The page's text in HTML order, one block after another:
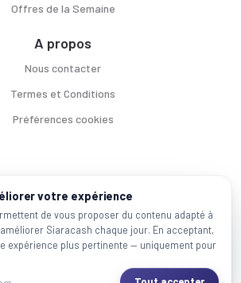
Offres de la Semaine
A propos
Nous contacter
Termes et Conditions
Préférences cookies
|Salé | |
| Renault Toyota Peugeot
votre expérience
de vous proposer du contenu adapté à
Siaracash chaque jour. En acceptant,
expérience plus pertinente — uniquement pour